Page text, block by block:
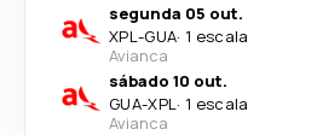
segunda 05 out.
XPL-GUA· 1 escala
Avianca
sábado 10 out.
GUA-XPL· 1 escala
Avianca